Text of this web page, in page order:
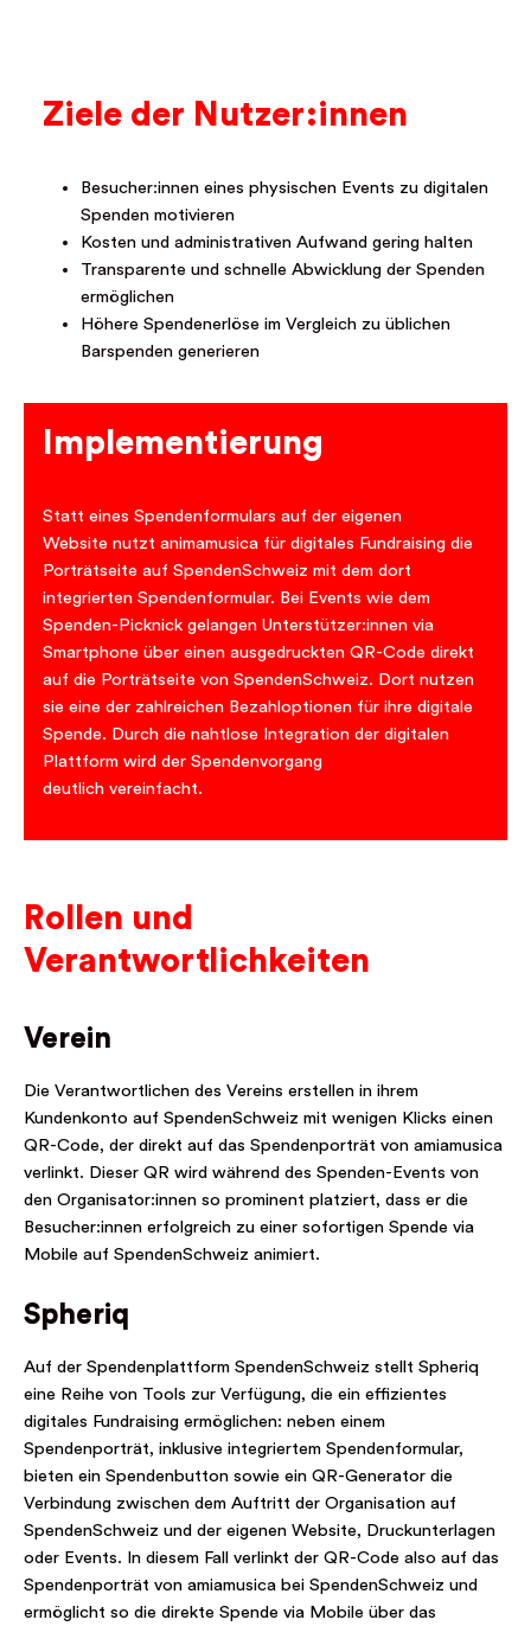
Ziele der Nutzer:innen
Besucher:innen eines physischen Events zu digitalen
Spenden motivieren
Kosten und administrativen Aufwand gering halten
Transparente und schnelle Abwicklung der Spenden
ermöglichen
Höhere Spendenerlöse im Vergleich zu üblichen
Barspenden generieren
Implementierung
Statt eines Spendenformulars auf der eigenen
Website nutzt animamusica für digitales Fundraising die
Porträtseite auf SpendenSchweiz mit dem dort
integrierten Spendenformular. Bei Events wie dem
Spenden-Picknick gelangen Unterstützer:innen via
Smartphone über einen ausgedruckten QR-Code direkt
auf die Porträtseite von SpendenSchweiz. Dort nutzen
sie eine der zahlreichen Bezahloptionen für ihre digitale
Spende. Durch die nahtlose Integration der digitalen
Plattform wird der Spendenvorgang
deutlich vereinfacht.
Rollen und
Verantwortlichkeiten
Verein
Die Verantwortlichen des Vereins erstellen in ihrem
Kundenkonto auf SpendenSchweiz mit wenigen Klicks einen
QR-Code, der direkt auf das Spendenporträt von amiamusica
verlinkt. Dieser QR wird während des Spenden-Events von
den Organisator:innen so prominent platziert, dass er die
Besucher:innen erfolgreich zu einer sofortigen Spende via
Mobile auf SpendenSchweiz animiert.
Spheriq
Auf der Spendenplattform SpendenSchweiz stellt Spheriq
eine Reihe von Tools zur Verfügung, die ein effizientes
digitales Fundraising ermöglichen: neben einem
Spendenporträt, inklusive integriertem Spendenformular,
bieten ein Spendenbutton sowie ein QR-Generator die
Verbindung zwischen dem Auftritt der Organisation auf
SpendenSchweiz und der eigenen Website, Druckunterlagen
oder Events. In diesem Fall verlinkt der QR-Code also auf das
Spendenporträt von amiamusica bei SpendenSchweiz und
ermöglicht so die direkte Spende via Mobile über das